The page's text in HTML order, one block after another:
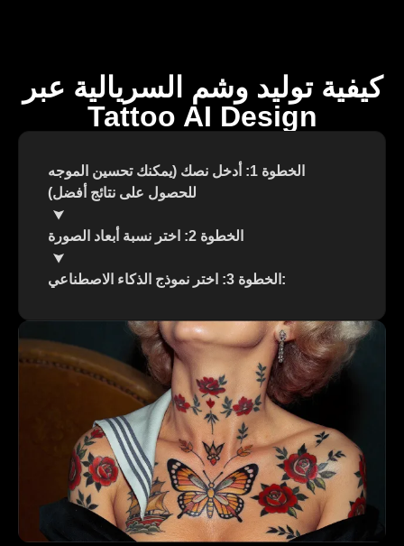
كيفية توليد وشم السريالية عبر
Tattoo AI Design
الخطوة 1: أدخل نصك (يمكنك تحسين الموجه
للحصول على نتائج أفضل)
الخطوة 2: اختر نسبة أبعاد الصورة
الخطوة 3: اختر نموذج الذكاء الاصطناعي: